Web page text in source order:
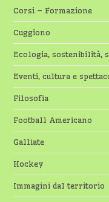
Corsi – Formazione
Cuggiono
Ecologia, sostenibilità,
Eventi, cultura e
Filosofia
Football Americano
Galliate
Hockey
Immagini dal territorio